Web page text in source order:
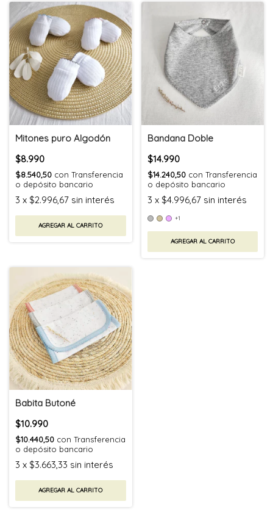
Mitones puro Algodón
$8.990
$8.540,50 con Transferencia
o depósito bancario
3 x $2.996,67 sin interés
AGREGAR AL CARRITO
Bandana Doble
$14.990
$14.240,50 con Transferencia
o depósito bancario
3 x $4.996,67 sin interés
+1
AGREGAR AL CARRITO
Babita Butoné
$10.990
$10.440,50 con Transferencia
o depósito bancario
3 x $3.663,33 sin interés
AGREGAR AL CARRITO